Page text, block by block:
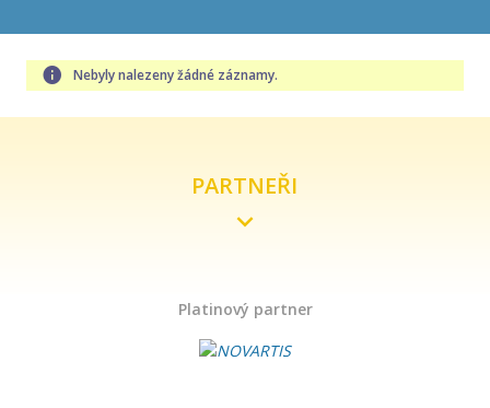
Nebyly nalezeny žádné záznamy.
PARTNEŘI
Platinový partner